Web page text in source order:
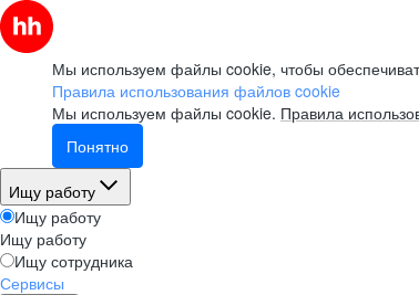
Мы используем файлы cookie, чтобы
Правила использования файлов cookie
Мы используем файлы cookie. Правила
Понятно
Ищу работу
Ищу работу
Ищу работу
Ищу сотрудника
Сервисы